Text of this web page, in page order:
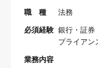
職 種 法務
必須経験 銀行・証券
プライアン
業務内容